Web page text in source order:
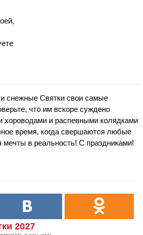
снежные Святки свои самые
что им вскоре суждено
хороводами и распевными колядками
время, когда свершаются любые
в реальность! С праздниками!
2027